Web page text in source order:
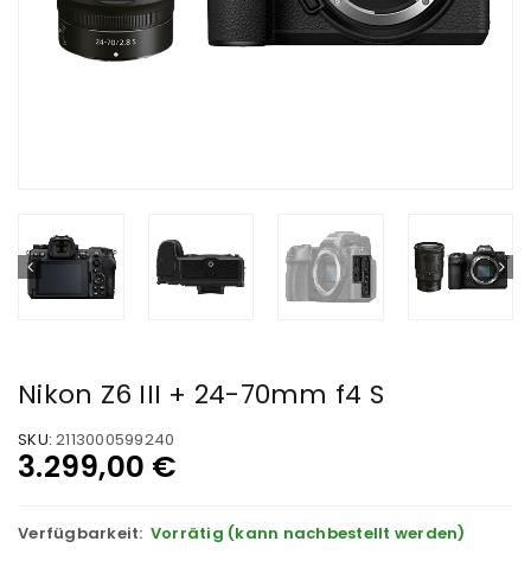
Nikon Z6 III + 24-70mm f4 S
SKU: 2113000599240
3.299,00 €
Verfügbarkeit: Vorrätig (kann nachbestellt werden)